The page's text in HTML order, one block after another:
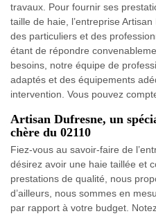
travaux. Pour fournir ses
taille de haie, l’entreprise
des particuliers et des
étant de répondre
besoins, notre équipe de
adaptés et des équipements
intervention. Vous pouvez
Artisan Dufresne, un
chère du 02110
Fiez-vous au savoir-faire de
désirez avoir une haie taillée et
prestations de qualité, nous
d’ailleurs, nous sommes en
par rapport à votre budget.